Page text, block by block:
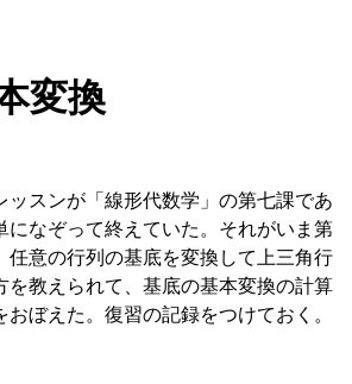
変換
ッスンが「線形代数学」の第七課であ
になぞって終えていた。それがいま第
任意の行列の基底を変換して上三角行
を教えられて、基底の基本変換の計算
ぼえた。復習の記録をつけておく。